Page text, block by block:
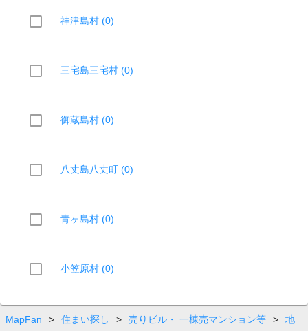
神津島村 (0)
三宅島三宅村 (0)
御蔵島村 (0)
八丈島八丈町 (0)
青ヶ島村 (0)
小笠原村 (0)
MapFan > 住まい探し > 売りビル・ 一棟売マンション等 >
地